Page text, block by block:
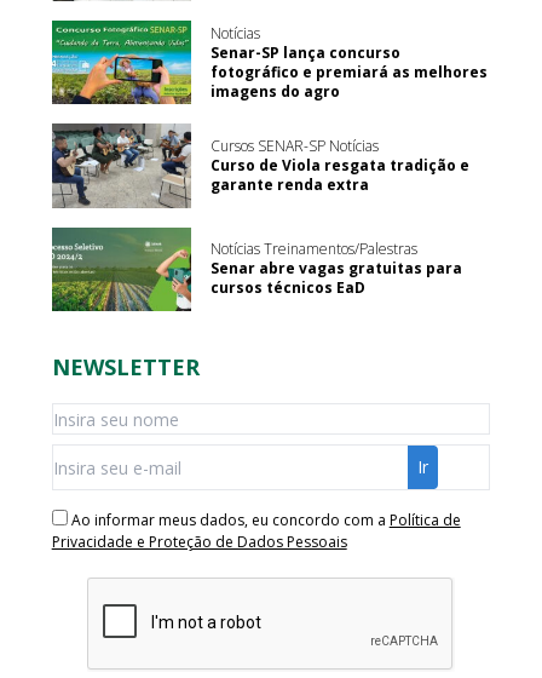
Notícias
Senar-SP lança concurso
fotográfico e premiará as melhores
imagens do agro
Cursos SENAR-SP Notícias
Curso de Viola resgata tradição e
garante renda extra
Notícias Treinamentos/Palestras
Senar abre vagas gratuitas para
cursos técnicos EaD
NEWSLETTER
Ao informar meus dados, eu concordo com a Política de
Privacidade e Proteção de Dados Pessoais